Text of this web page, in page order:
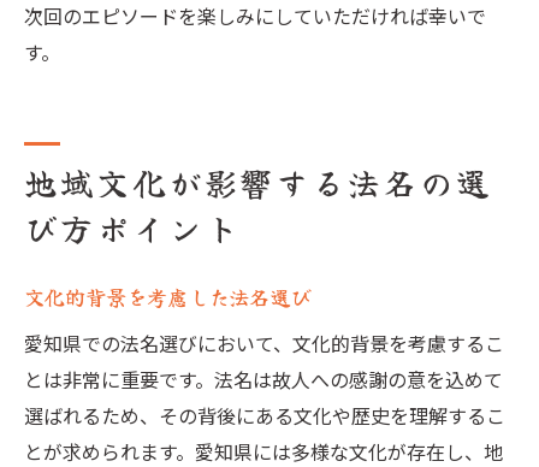
次回のエピソードを楽しみにしていただければ幸いで
す。
地域文化が影響する法名の選
び方ポイント
文化的背景を考慮した法名選び
愛知県での法名選びにおいて、文化的背景を考慮するこ
とは非常に重要です。法名は故人への感謝の意を込めて
選ばれるため、その背後にある文化や歴史を理解するこ
とが求められます。愛知県には多様な文化が存在し、地